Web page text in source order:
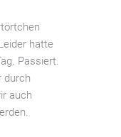
hatte
Passiert.
durch
auch